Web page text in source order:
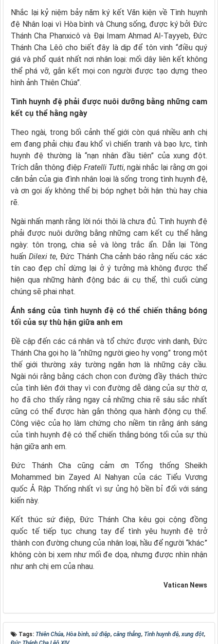
Nhắc lại kỷ niệm bảy năm ký kết Văn kiện về Tình huynh
đệ Nhân loại vì Hòa bình và Chung sống, được ký bởi Đức
Thánh Cha Phanxicô và Đại Imam Ahmad Al-Tayyeb, Đức
Thánh Cha Lêô cho biết đây là dịp để tôn vinh “điều quý
giá và phổ quát nhất nơi nhân loại: mối dây liên kết không
thể phá vỡ, gắn kết mọi con người được tạo dựng theo
hình ảnh Thiên Chúa”.
Tình huynh đệ phải được nuôi dưỡng bằng những cam
kết cụ thể hằng ngày
Theo ngài, trong bối cảnh thế giới còn quá nhiều anh chị
em đang phải chịu đau khổ vì chiến tranh và bạo lực, tình
huynh đệ thường là “nạn nhân đầu tiên” của xung đột.
Trích dẫn thông điệp Fratelli Tutti, ngài nhắc lại rằng ơn gọi
căn bản của gia đình nhân loại là sống trong tình huynh đệ,
và ơn gọi ấy không thể bị bóp nghẹt bởi hận thù hay chia
rẽ.
Ngài nhấn mạnh rằng lời nói thôi là chưa đủ. Tình huynh đệ
phải được nuôi dưỡng bằng những cam kết cụ thể hằng
ngày: tôn trọng, chia sẻ và lòng trắc ẩn. Dẫn lại Tông
huấn Dilexi te, Đức Thánh Cha cảnh báo rằng nếu các xác
tín cao đẹp chỉ dừng lại ở ý tưởng mà không được thể
hiện qua những hành động bác ái cụ thể, thì cuối cùng
chúng sẽ phai nhạt.
Ánh sáng của tình huynh đệ có thể chiến thắng bóng
tối của sự thù hận giữa anh em
Đề cập đến các cá nhân và tổ chức được vinh danh, Đức
Thánh Cha gọi họ là “những người gieo hy vọng” trong một
thế giới thường xây tường ngăn hơn là những cây cầu.
Ngài nói rằng bằng cách chọn con đường đầy thách thức
của tình liên đới thay vì con đường dễ dàng của sự thờ ơ,
họ đã cho thấy rằng ngay cả những chia rẽ sâu sắc nhất
cũng có thể được hàn gắn thông qua hành động cụ thể.
Công việc của họ làm chứng cho niềm tin rằng ánh sáng
của tình huynh đệ có thể chiến thắng bóng tối của sự thù
hận giữa anh em.
Đức Thánh Cha cũng cảm ơn Tổng thống Sheikh
Mohammed bin Zayed Al Nahyan của các Tiểu Vương
quốc Ả Rập Thống nhất vì sự ủng hộ bền bỉ đối với sáng
kiến này.
Kết thúc sứ điệp, Đức Thánh Cha kêu gọi cộng đồng
quốc tế tiếp tục chung tay để tình yêu huynh đệ trở
thành con đường chung của nhân loại, hầu để người “khác”
không còn bị xem như mối đe dọa, nhưng được nhìn nhận
như anh chị em của nhau.
Vatican News
Tags: Thiên Chúa, Hòa bình, sứ điệp, căng thẳng, Tình huynh đệ, xung đột,